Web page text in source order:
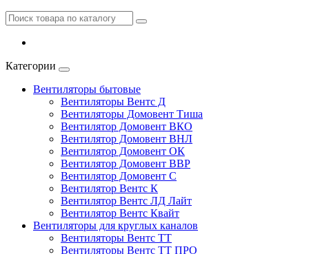
Категории
Вентиляторы бытовые
Вентиляторы Вентс Д
Вентиляторы Домовент Тиша
Вентилятор Домовент ВКО
Вентилятор Домовент ВНЛ
Вентилятор Домовент ОК
Вентилятор Домовент ВВР
Вентилятор Домовент С
Вентилятор Вентс К
Вентилятор Вентс ЛД Лайт
Вентилятор Вентс Квайт
Вентиляторы для круглых каналов
Вентиляторы Вентс ТТ
Вентиляторы Вентс ТТ ПРО